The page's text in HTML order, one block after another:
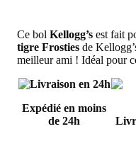
Ce bol Kellogg’s est fait
tigre Frosties de
meilleur ami ! Idéal pour
Expédié en moins
de 24h